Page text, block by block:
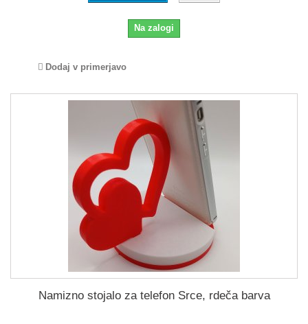
Na zalogi
Dodaj v primerjavo
Namizno stojalo za telefon Srce, rdeča barva